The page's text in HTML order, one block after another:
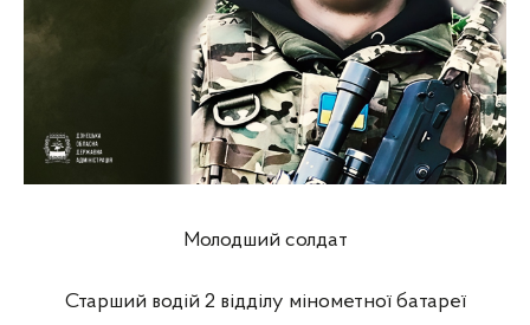
Молодший солдат
Старший водій 2 відділу мінометної батареї